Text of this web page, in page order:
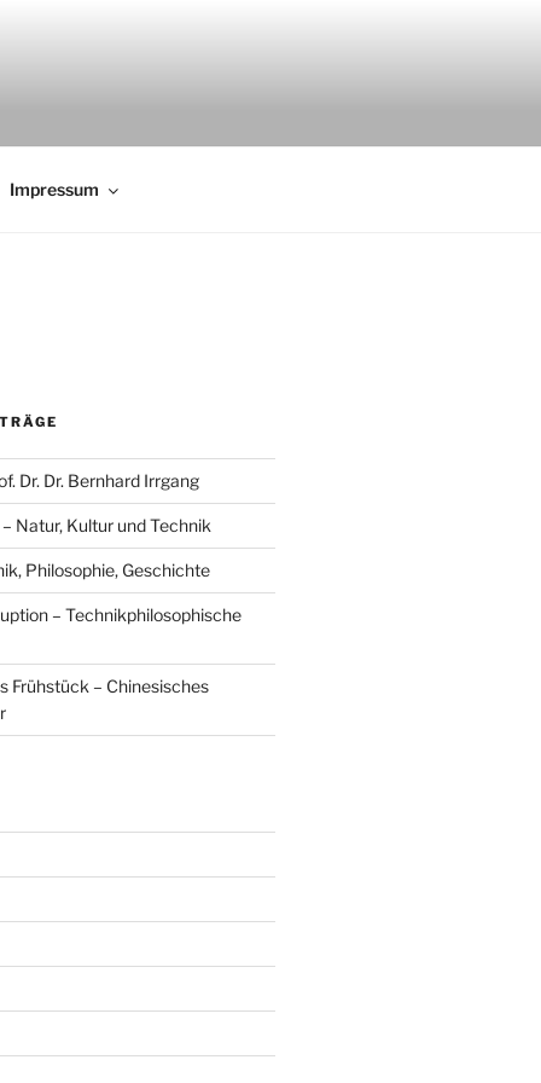
Impressum
Dr. Dr. Bernhard Irrgang
Natur, Kultur und Technik
Philosophie, Geschichte
– Technikphilosophische
Frühstück – Chinesisches